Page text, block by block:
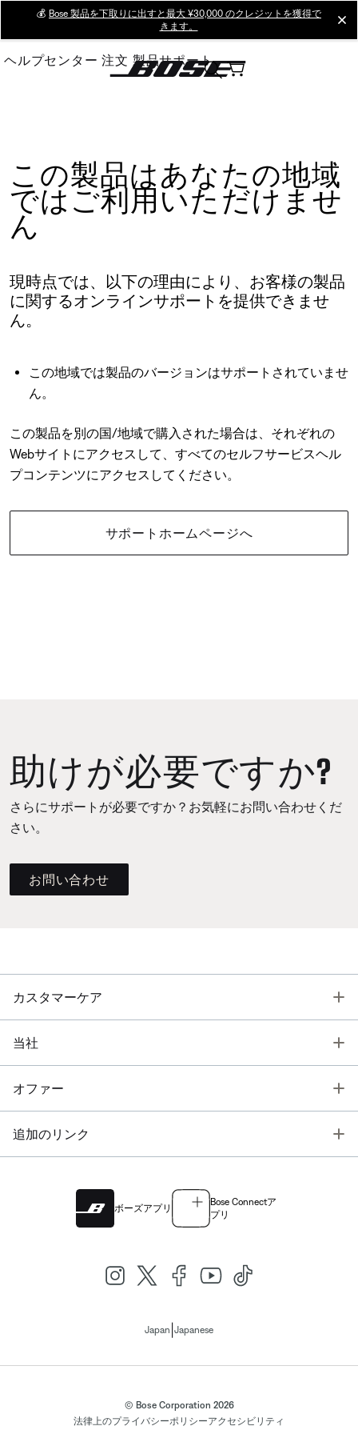
Main
💰 Bose 製品を下取りに出すと最大 ¥30,000 のクレジットを獲得で
きます。
ヘルプセンター 注文 製品サポート
この製品はあなたの地域
ではご利用いただけませ
ん
現時点では、以下の理由により、お客様の製品
に関するオンラインサポートを提供できませ
ん。
この地域では製品のバージョンはサポートされていませ
ん。
この製品を別の国/地域で購入された場合は、それぞれの
Webサイトにアクセスして、すべてのセルフサービスヘル
プコンテンツにアクセスしてください。
サポートホームページへ
助けが必要ですか?
さらにサポートが必要ですか？お気軽にお問い合わせくだ
さい。
お問い合わせ
カスタマーケア
当社
オファー
追加のリンク
ボーズアプリ
Bose Connectア
プリ
Japan Japanese
© Bose Corporation 2026
法律上のプライバシーポリシーアクセシビリティ